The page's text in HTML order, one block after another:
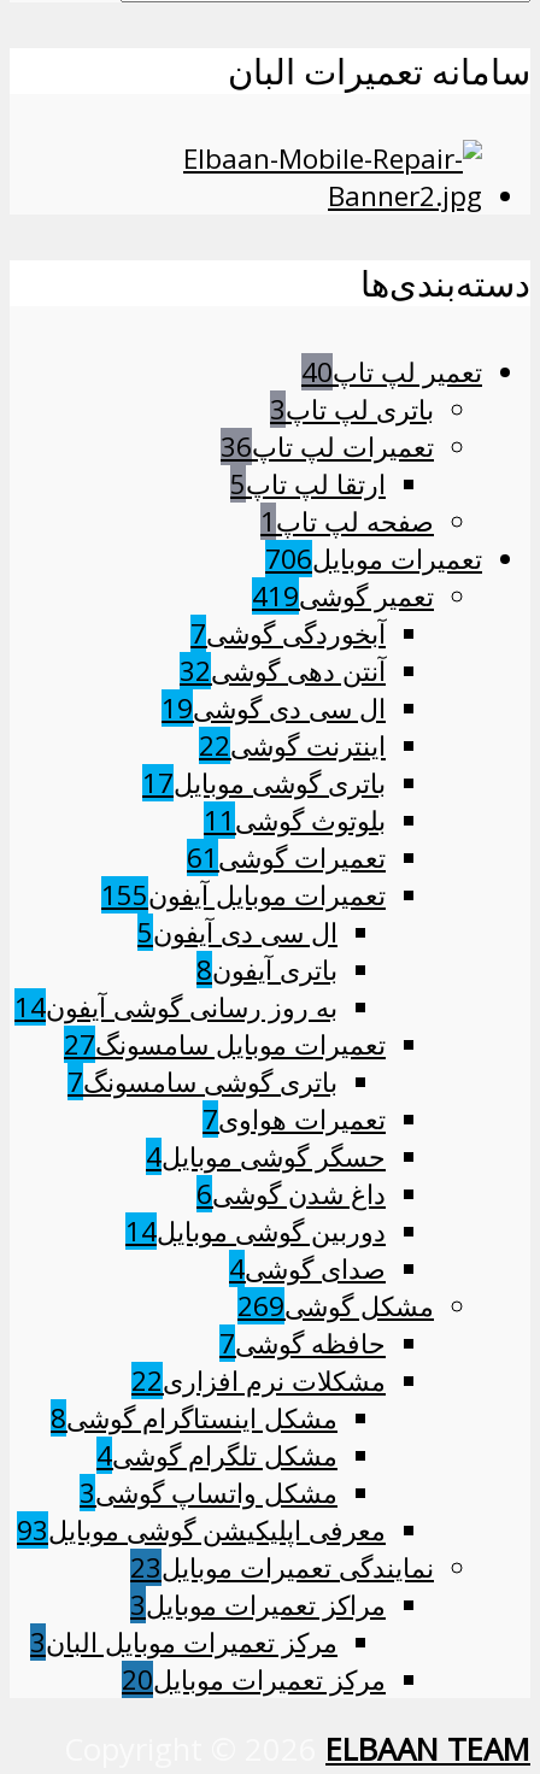
سامانه تعمیرات البان
دسته‌بندی‌ها
تعمیر لپ تاپ40
باتری لپ تاپ3
تعمیرات لپ تاپ36
ارتقا لپ تاپ5
صفحه لپ تاپ1
تعمیرات موبایل706
تعمیر گوشی419
آبخوردگی گوشی7
آنتن دهی گوشی32
ال سی دی گوشی19
اینترنت گوشی22
باتری گوشی موبایل17
بلوتوث گوشی11
تعمیرات گوشی61
تعمیرات موبایل آیفون155
ال سی دی آیفون5
باتری آیفون8
به روز رسانی گوشی آیفون14
تعمیرات موبایل سامسونگ27
باتری گوشی سامسونگ7
تعمیرات هواوی7
حسگر گوشی موبایل4
داغ شدن گوشی6
دوربین گوشی موبایل14
صدای گوشی4
مشکل گوشی269
حافظه گوشی7
مشکلات نرم افزاری22
مشکل اینستاگرام گوشی8
مشکل تلگرام گوشی4
مشکل واتساپ گوشی3
معرفی اپلیکیشن گوشی موبایل93
نمایندگی تعمیرات موبایل23
مراکز تعمیرات موبایل3
مرکز تعمیرات موبایل البان3
مرکز تعمیرات موبایل20
ELBAAN TEAM